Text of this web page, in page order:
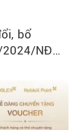
bổ
2024/NĐ-